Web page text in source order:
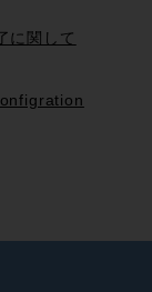
に関して